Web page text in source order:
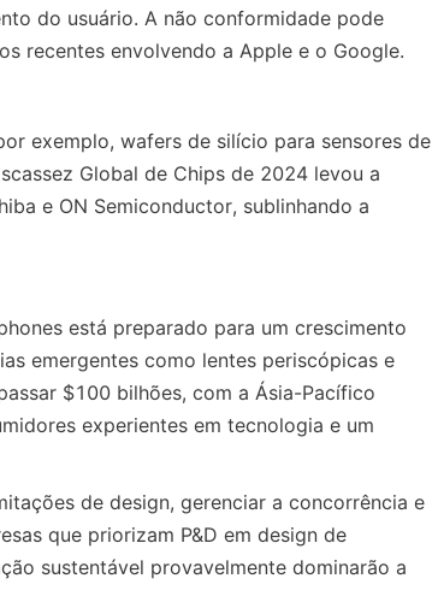
do usuário. A não conformidade pode
recentes envolvendo a Apple e o Google.
exemplo, wafers de silício para sensores de
Global de Chips de 2024 levou a
e ON Semiconductor, sublinhando a
está preparado para um crescimento
emergentes como lentes periscópicas e
$100 bilhões, com a Ásia-Pacífico
experientes em tecnologia e um
de design, gerenciar a concorrência e
que priorizam P&D em design de
sustentável provavelmente dominarão a